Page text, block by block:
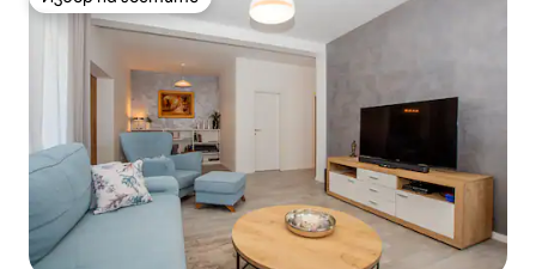
Избор на гостите